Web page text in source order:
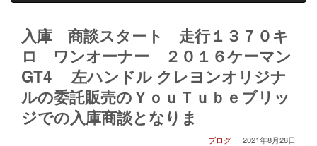
入庫 商談スタート 走行１３７０キ
ロ ワンオーナー ２０１６ケーマン
GT4 左ハンドル クレヨンオリジナ
ルの委託販売のＹｏｕＴｕｂｅブリッ
ジでの入庫商談となりま
2021年8月28日
ブログ